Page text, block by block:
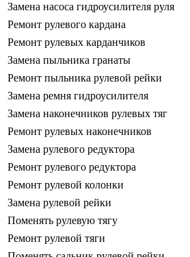
Замена насоса гидроусилителя руля
Ремонт рулевого кардана
Ремонт рулевых карданчиков
Замена пыльника гранаты
Ремонт пыльника рулевой рейки
Замена ремня гидроусилителя
Замена наконечников рулевых тяг
Ремонт рулевых наконечников
Замена рулевого редуктора
Ремонт рулевого редуктора
Ремонт рулевой колонки
Замена рулевой рейки
Поменять рулевую тягу
Ремонт рулевой тяги